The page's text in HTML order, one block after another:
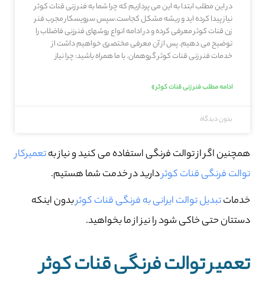
در این مطلب ابتدا به این می پردازیم که چرا شما به فنر زنی قنات کوثر
نیاز پیدا کرده اید و ریشه مشکل کجاست.سپس سرویسکار مجرب فنر
زن قنات کوثر معرفی کرده و در ادامه انواع روشهای فنرزنی فاضلاب را
توضیح می دهیم. پس از آن معرفی مختصری خواهیم داشت از
خدمات فنر زنی قنات کوثر گروهمان. با ما همراه باشید: چرا نیاز
ادامه مطلب فنر زنی قنات کوثر »
بدون دیدگاه
همچنین اگر از توالت فرنگی استفاده می کنید و نیاز بهتعمیرکار
توالت فرنگی قنات کوثردارید در خدمت شما هستیم.
خدماتتبدیل توالت ایرانی به فرنگی قنات کوثربدون اینکه
دستتان حتی خاکی شود را نیز از ما بخواهید.
تعمیر توالت فرنگی قنات کوثر